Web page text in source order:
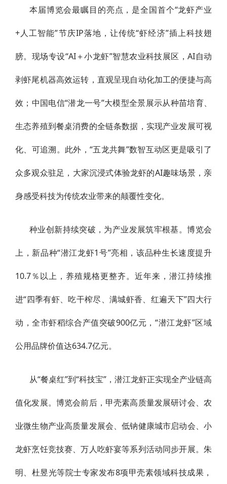
本届博览会最瞩目的亮点，是全国首个“龙虾产业
+人工智能”节庆IP落地，让传统“虾经济”插上科技翅
膀。现场专设“AI＋小龙虾”智慧农业科技展区，AI自动
剥虾尾机器高效运转，直观呈现自动化加工的便捷与高
效；中国电信“潜龙一号”大模型全景展示从种苗培育、
生态养殖到餐桌消费的全链条数据，实现产业发展可视
化、可追溯。此外，“五龙共舞”数智互动区更是吸引了
众多观众驻足，大家沉浸式体验龙虾的AI趣味场景，亲
身感受科技为传统农业带来的颠覆性变化。
种业创新持续突破，为产业发展筑牢根基。博览会
上，新品种“潜江龙虾1号”亮相，该品种生长速度提升
10.7％以上，养殖规格更整齐。近年来，潜江持续推
进“四季有虾、吃干榨尽、满城虾香、红遍天下”四大行
动，全市虾稻综合产值突破900亿元，“潜江龙虾”区域
公用品牌价值达634.7亿元。
从“餐桌红”到“科技宝”，潜江龙虾正实现全产业链高
值化发展。博览会前后，甲壳素高质量发展研讨会、农
业微生物产业高质量发展会、低钠健康城市启动会、小
龙虾烹饪竞技赛、万人吃虾宴等系列活动同步开展。朱
明、杜昱光等院士专家发布8项甲壳素领域科技成果，